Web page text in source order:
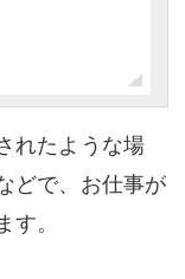
れたような場
どで、お仕事が
。